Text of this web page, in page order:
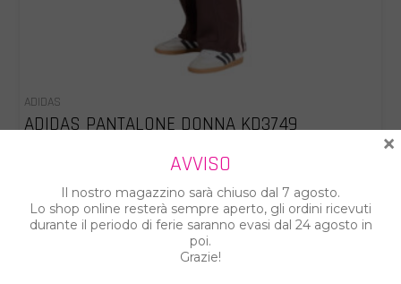
ADIDAS
ADIDAS PANTALONE DONNA KD3749
%
AVVISO
Il nostro magazzino sarà chiuso dal 7 agosto.
Lo shop online resterà sempre aperto, gli ordini ricevuti
durante il periodo di ferie saranno evasi dal 24 agosto in
poi.
Grazie!
×